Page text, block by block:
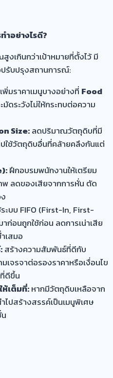
ำอย่างไรดี?
งเกินกว่าเป้าหมายที่ตั้งไว้ มี
รับปรุงสถานการณ์:
มราคาเมนูบางอย่างที่ Food
ดระวังไม่ให้กระทบต่อความ
Size:ลดปริมาณวัตถุดิบที่มี
ใช้วัตถุดิบอื่นที่คล้ายคลึงกันแต่
ฝึกอบรมพนักงานให้เตรียม
ลดของเสียจากการหั่น ตัด
ระบบ FIFO (First-In, First-
ก่อนถูกใช้ก่อน ลดการเน่าเสีย
เสมอ
สร้างความสัมพันธ์ที่ดีกับ
เจรจาต่อรองราคาหรือเงื่อนไข
ดีขึ้น
ห้เต็มที่:หากมีวัตถุดิบเหลือจาก
ไปสร้างสรรค์เป็นเมนูพิเศษ